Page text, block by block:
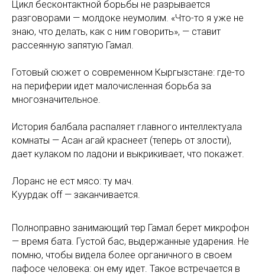
Цикл бесконтактной борьбы не разрывается
разговорами — молдоке неумолим. «Что-то я уже не
знаю, что делать, как с ним говорить», — ставит
рассеянную запятую Гамал.
Готовый сюжет о современном Кыргызстане: где-то
на периферии идет малочисленная борьба за
многозначительное.
История балбала распаляет главного интеллектуала
комнаты — Асан агай краснеет (теперь от злости),
дает кулаком по ладони и выкрикивает, что покажет.
Лоранс не ест мясо: ту мач.
Куурдак оff — заканчивается.
Полноправно занимающий төр Гамал берет микрофон
— время бата. Густой бас, выдержанные ударения. Не
помню, чтобы видела более органичного в своем
пафосе человека: он ему идет. Такое встречается в